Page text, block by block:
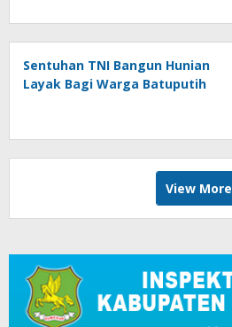
Sentuhan TNI Bangun Hunian
Layak Bagi Warga Batuputih
View More